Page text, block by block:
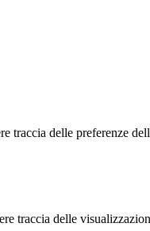
traccia delle preferenze
traccia delle